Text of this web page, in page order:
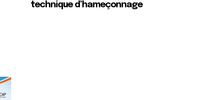
technique d’hameçonnage